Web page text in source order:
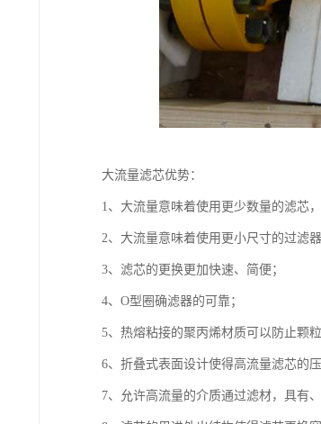
大流量滤芯优势：
1、大流量意味着使用更少数量的滤芯
2、大流量意味着使用更小尺寸的过滤
3、滤芯的更换更加快速、简便；
4、O型圈确滤器的可靠；
5、热熔粘接的聚丙烯材质可以防止颗
6、折叠式表面设计使得高流量滤芯的
7、允许高流量的介质通过滤材，具有